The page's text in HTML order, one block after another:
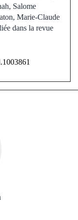
Salome
Marie-Claude
dans la revue